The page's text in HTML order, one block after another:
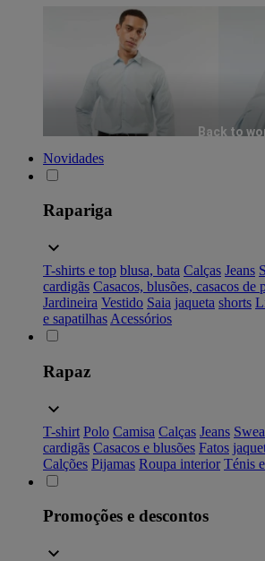
Back to
Novidades
Rapariga
T-shirts e top blusa, bata Calças Jeans
cardigãs Casacos, blusões, casacos de
Jardineira Vestido Saia jaqueta shorts
e sapatilhas Acessórios
Rapaz
T-shirt Polo Camisa Calças Jeans
cardigãs Casacos e blusões Fatos
Calções Pijamas Roupa interior Ténis
Promoções e descontos